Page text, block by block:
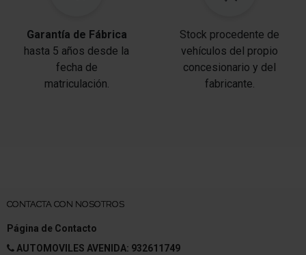
Garantía de Fábrica
hasta 5 años desde la
fecha de
matriculación.
Stock procedente de
vehículos del propio
concesionario y del
fabricante.
CONTACTA CON NOSOTROS
Página de Contacto
AUTOMOVILES AVENIDA: 932611749